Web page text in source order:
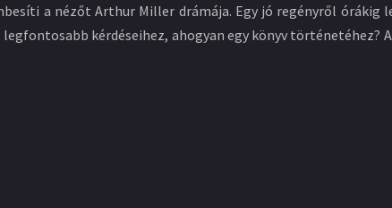
a nézőt Arthur Miller drámája. Egy jó regényről órákig
kérdéseihez, ahogyan egy könyv történetéhez?